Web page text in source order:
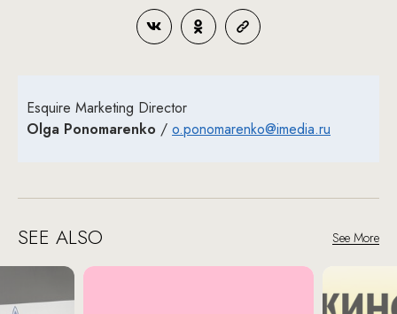
Esquire Marketing Director
Olga Ponomarenko / o.ponomarenko@imedia.ru
SEE ALSO See More